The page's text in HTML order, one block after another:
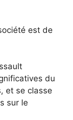
est de
du
et se classe
sur le